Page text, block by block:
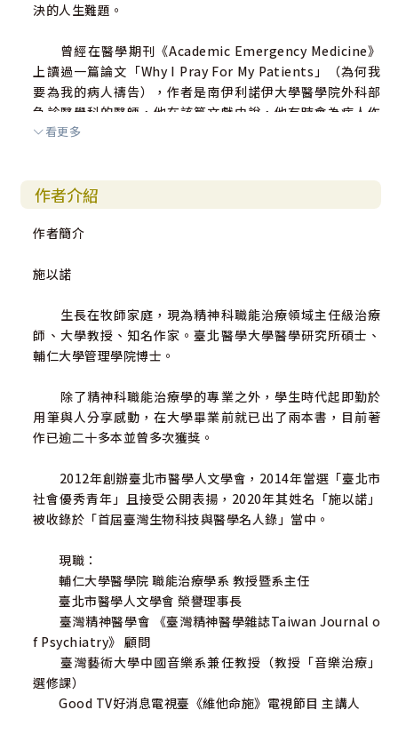
決的人生難題。
曾經在醫學期刊《Academic Emergency Medicine》
上讀過一篇論文「Why I Pray For My Patients」（為何我
要為我的病人禱告），作者是南伊利諾伊大學醫學院外科部
急診醫學科的醫師，他在該篇文獻中說，他有時會為病人作
簡短的禱告，並很謙卑的指出，為病人禱告不單是對病人有
害。而身為一個精神科的治療師，我也認同當一個病人在困
苦中時，若醫者能在病人同意的前提下為其禱告，對病人的
心理感受一定是正向的。
這世間充滿著各種病痛或挫折，許多牧師都強調「人生
的家庭，我心中自然同意這樣的叮嚀，但我卻也親耳聽過我
不同宗教信仰的朋友們揶揄上述的說法的公信力，說：「那
些牧師們當然要說禱告有效囉!因為若說禱告沒效，那大家就
受這畢竟是個言論自由的社會。
然而，禱告這件事，絕不只是神職人員們認為有效，身
健康的角度來形容禱告像什麼？我會說：禱告，像一帖「止
痛藥」。在這個充滿傷痛的年代，禱告可以是一種無形的療
癒。
不同於過往許多關於「禱告」的書往往都由牧師們所執
筆，這本書《禱告，是一帖止痛藥》是我由一個醫學院教
授、精神科治療師的角度來反思我的信仰，並從一些過往歷
史或例證來探究「禱告」這件事對人心的助益，也從精神健
康的角度，去點出一些過去大家在信仰生活上所常有的迷
思。希望這本書的出版，能幫助大家更倚靠上帝去迎戰生命
中的傷痛與挑戰。
看更多
作者介紹
作者簡介
施以諾
生長在牧師家庭，現為精神科職能治療領域主任級治療
師、大學教授、知名作家。臺北醫學大學醫學研究所碩士、
輔仁大學管理學院博士。
除了精神科職能治療學的專業之外，學生時代起即勤於
用筆與人分享感動，在大學畢業前就已出了兩本書，目前著
作已逾二十多本並曾多次獲獎。
2012年創辦臺北市醫學人文學會，2014年當選「臺北市
社會優秀青年」且接受公開表揚，2020年其姓名「施以諾」
被收錄於「首屆臺灣生物科技與醫學名人錄」當中。
現職：
輔仁大學醫學院 職能治療學系 教授暨系主任
臺北市醫學人文學會 榮譽理事長
臺灣精神醫學會 《臺灣精神醫學雜誌Taiwan Journal o
f Psychiatry》 顧問
臺灣藝術大學中國音樂系兼任教授（教授「音樂治療」
選修課）
Good TV好消息電視臺《維他命施》電視節目 主講人